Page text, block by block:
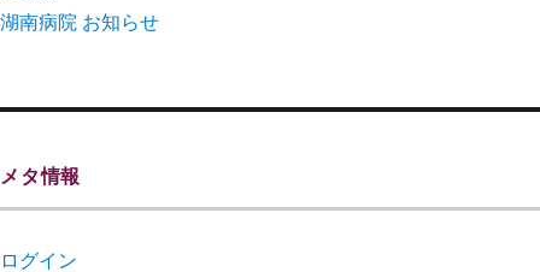
湖南病院 お知らせ
メタ情報
ログイン